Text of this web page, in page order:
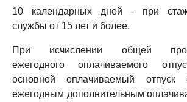
10 календарных дней - при
службы от 15 лет и более.
При исчислении общей
ежегодного оплачиваемого
основной оплачиваемый отпуск
ежегодным дополнительным